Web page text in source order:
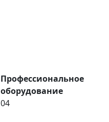
Профессиональное
оборудование
04